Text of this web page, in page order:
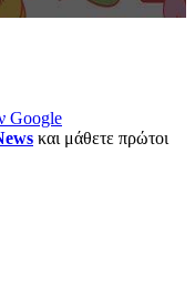
Google
και μάθετε πρώτοι